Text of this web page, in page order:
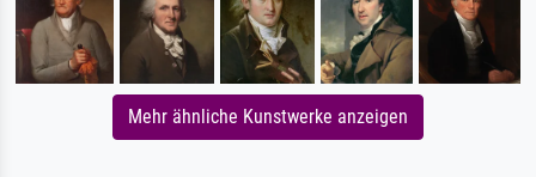
Mehr ähnliche Kunstwerke anzeigen